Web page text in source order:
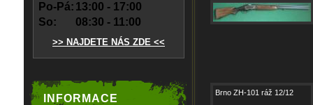
Po-Pá: 13:00 - 17:00
So:
08:30 - 11:00
>> NAJDETE NÁS ZDE <<
INFORMACE Brno ZH-101 ráž 12/12